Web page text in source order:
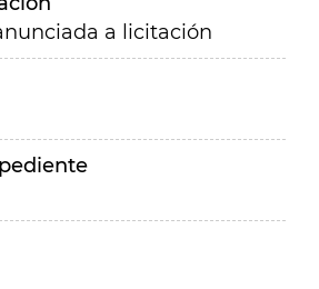
a licitación